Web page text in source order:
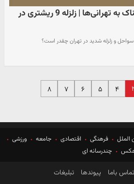
حوادث | هشدار ترسناک به تهرانی‌ها | زلزله 9 ریشتری در
و زلزله شدید در تهران چقدر است؟
۴ ۵ ۶ ۷ ۸
الملل فرهنگی اقتصادی جامعه
ورزشی
چندرسانه ای
تماس باما پیوندها تبلیغات